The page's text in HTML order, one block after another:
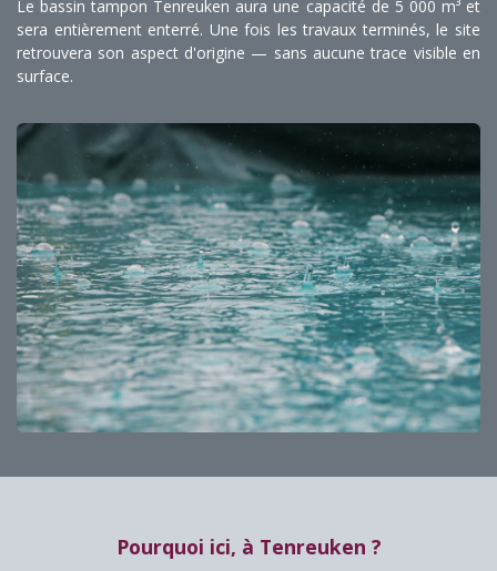
Le bassin tampon Tenreuken aura une capacité de 5 000 m³ et
sera entièrement enterré. Une fois les travaux terminés, le site
retrouvera son aspect d'origine — sans aucune trace visible en
surface.
Pourquoi ici, à Tenreuken ?